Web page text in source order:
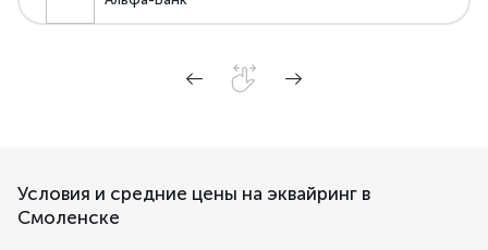
Условия и средние цены на эквайринг в
Смоленске